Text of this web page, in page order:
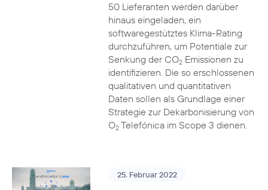
50 Lieferanten werden darüber
hinaus eingeladen, ein
softwaregestütztes Klima-Rating
durchzuführen, um Potentiale zur
Senkung der CO2Emissionen zu
identifizieren. Die so erschlossenen
qualitativen und quantitativen
Daten sollen als Grundlage einer
Strategie zur Dekarbonisierung von
O2Telefónica im Scope 3 dienen.
25. Februar 2022